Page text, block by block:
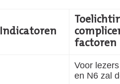
Indicatoren
factoren
Voor
en N6 zal